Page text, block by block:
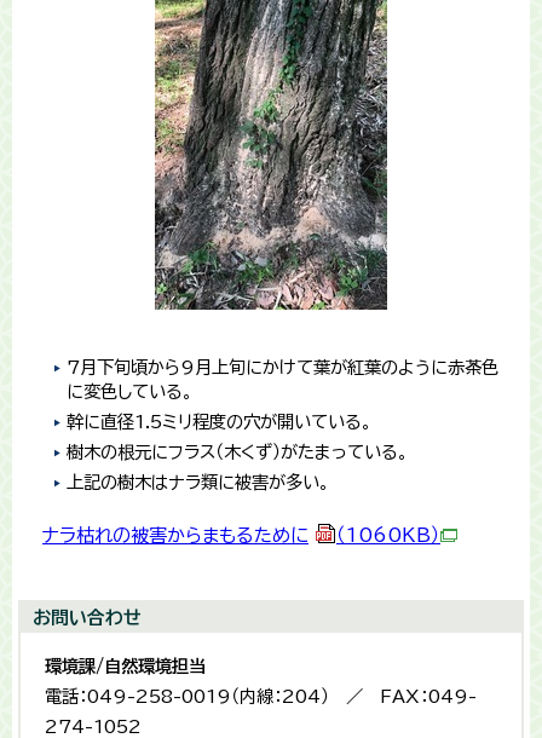
7月下旬頃から9月上旬にかけて葉が紅葉のように赤茶色
に変色している。
幹に直径1.5ミリ程度の穴が開いている。
樹木の根元にフラス（木くず）がたまっている。
上記の樹木はナラ類に被害が多い。
ナラ枯れの被害からまもるために （1060KB）
お問い合わせ
環境課/自然環境担当
電話：049-258-0019（内線：204） ／ FAX：049-
274-1052